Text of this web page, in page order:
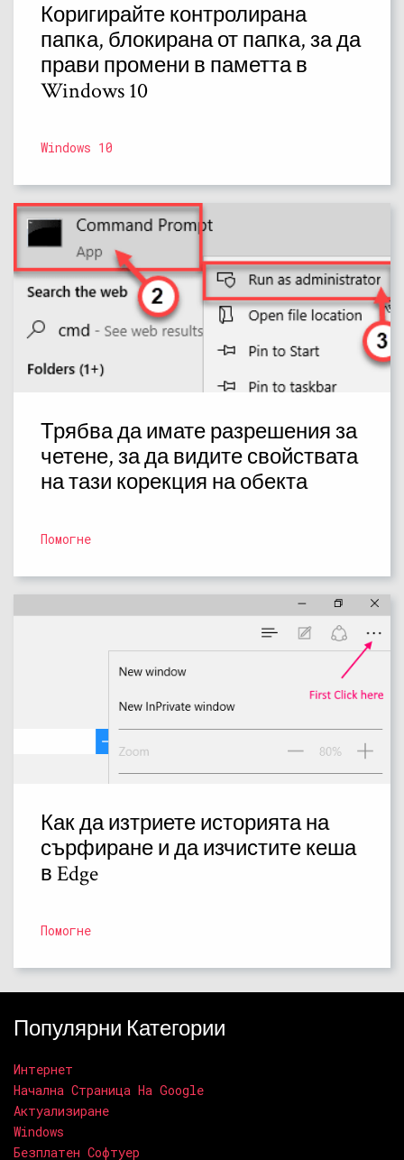
Коригирайте контролирана
папка, блокирана от папка, за да
прави промени в паметта в
Windows 10
Windows 10
Трябва да имате разрешения за
четене, за да видите свойствата
на тази корекция на обекта
Помогне
Как да изтриете историята на
сърфиране и да изчистите кеша
в Edge
Помогне
Популярни Категории
Интернет
Начална Страница На Google
Актуализиране
Windows
Безплатен Софтуер